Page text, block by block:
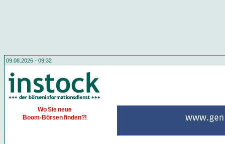
09.08.2026 - 09:32
Wo Sie neue
Boom-Börsen finden?!